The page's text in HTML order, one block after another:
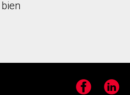
FacebookLinkedIn